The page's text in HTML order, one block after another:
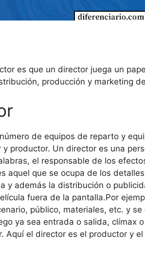
es que un director juega un
producción y marketing
de equipos de reparto y
productor. Un director es una
el responsable de los
aquel que se ocupa de los
y además la distribución o
fuera de la pantalla.Por
público, materiales, etc. y
ya sea entrada o salida, clímax
Aquí el director es el productor y